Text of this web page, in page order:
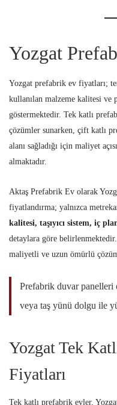
Yozgat
Yozgat prefabrik ev fiyatları;
kullanılan malzeme kalitesi ve
göstermektedir. Tek katlı
çözümler sunarken, çift katlı
alanı sağladığı için maliyet
almaktadır.
Aktaş Prefabrik Ev olarak
fiyatlandırma; yalnızca
kalitesi, taşıyıcı sistem, iç
detaylara göre
maliyetli ve uzun ömürlü
Prefabrik duvar panelleri
veya taş yünü dolgu ile
Yozgat Tek
Fiyatları
Tek katlı prefabrik evler,